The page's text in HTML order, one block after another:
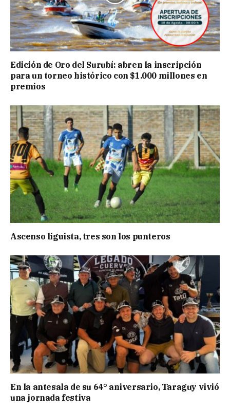
Edición de Oro del Surubí: abren la inscripción
para un torneo histórico con $1.000 millones en
premios
Ascenso liguista, tres son los punteros
En la antesala de su 64° aniversario, Taraguy vivió
una jornada festiva